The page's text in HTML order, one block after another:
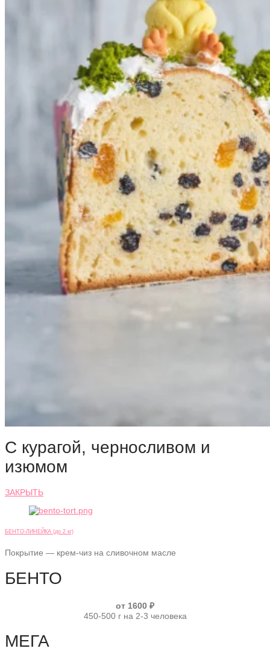
С курагой, черносливом и
изюмом
ЗАКРЫТЬ
БЕНТО-ЛИНЕЙКА (до 2 кг)
Покрытие — крем-чиз на сливочном масле
БЕНТО
от 1600 ₽
450-500 г на 2-3 человека
МЕГА